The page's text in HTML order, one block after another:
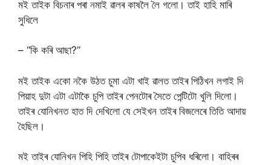
মই তাইক বিচনাৰ পৰা নমাই ৱালৰ কাষলৈ লৈ গলো। তাই হাহি মাৰি
সুধিলে
– “কি কৰি আছা?”
মই তাইক একো নকৈ উঠত চুমা এটা খাই ৱালত তাইৰ পিঠিখন লগাই দি
পিয়াহ দুটা এটা এটাকৈ চুপি তাইৰ পেনটোৰ সৈতে পেন্টিটো খুলি দিলো।
তাইৰ যোনিখনত হাত দি দেখিলো যে সেইখন তাইৰ বিজলেৰে তিতি আদায়
হৈছিল।
মই তাইৰ যোনিখন পিহি পিহি তাইৰ টোপাকেইটা চুপিব ধৰিলো। বাহিৰৰ